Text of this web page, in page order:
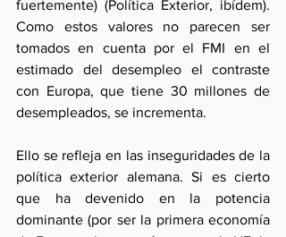
fuertemente) (Política Exterior, ibídem).
Como estos valores no parecen ser
tomados en cuenta por el FMI en el
estimado del desempleo el contraste
con Europa, que tiene 30 millones de
desempleados, se incrementa.
Ello se refleja en las inseguridades de la
política exterior alemana. Si es cierto
que ha devenido en la potencia
dominante (por ser la primera economía